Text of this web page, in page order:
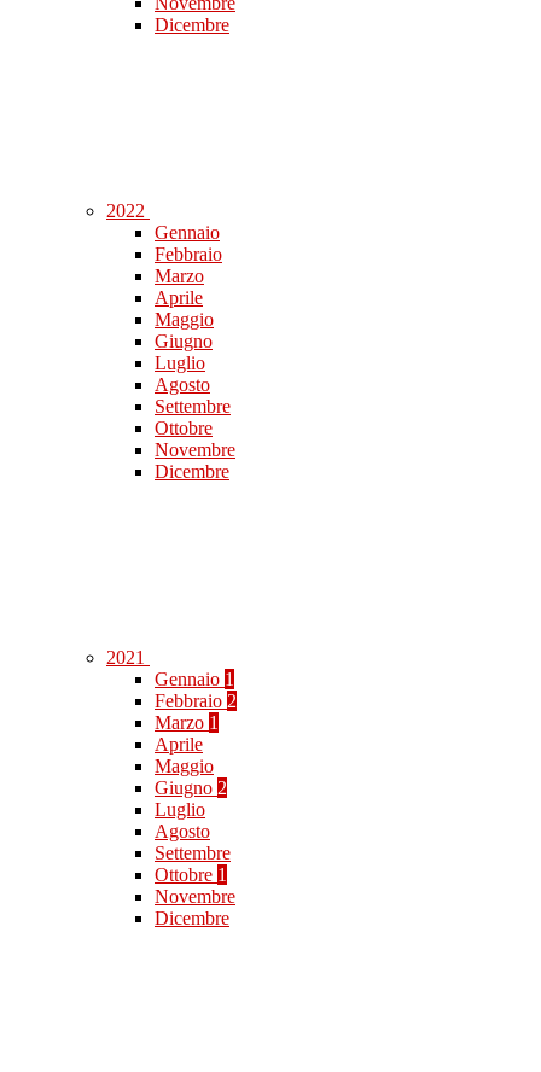
Dicembre
2022
Gennaio
Febbraio
Marzo
Aprile
Maggio
Giugno
Luglio
Agosto
Settembre
Ottobre
Novembre
Dicembre
2021
Gennaio 1
Febbraio 2
Marzo 1
Aprile
Maggio
Giugno 2
Luglio
Agosto
Settembre
Ottobre 1
Novembre
Dicembre